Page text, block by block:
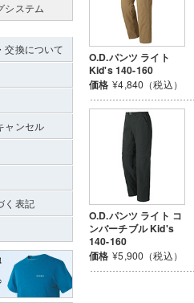
O.D.パンツ ライト
Kid's 140-160
価格 ¥4,840（税込）
O.D.パンツ ライト コ
ンバーチブル Kid's
140-160
価格 ¥5,900（税込）
システム
交換について
ャンセル
く表記